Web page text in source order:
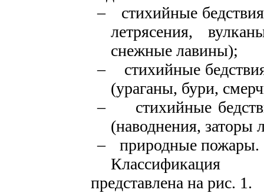
–
стихийные
летрясения,
снежные лавины);
–
стихийные
(ураганы, бури,
–
стихийные
(на­воднения, заторы
–
природные пожары.
Классификация
представлена на рис. 1.